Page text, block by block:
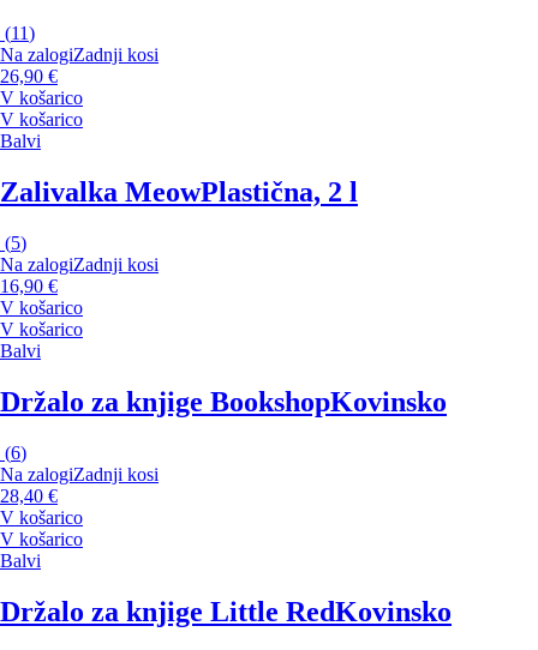
(11)
Na zalogiZadnji kosi
26,90 €
V košarico
V košarico
Balvi
Zalivalka MeowPlastična, 2 l
(5)
Na zalogiZadnji kosi
16,90 €
V košarico
V košarico
Balvi
Držalo za knjige BookshopKovinsko
(6)
Na zalogiZadnji kosi
28,40 €
V košarico
V košarico
Balvi
Držalo za knjige Little RedKovinsko